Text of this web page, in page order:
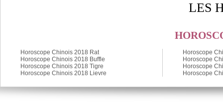
LES
Horoscope Chinois 2018 Rat
Horoscope Chinois 2018 Buffle
Horoscope Chinois 2018 Tigre
Horoscope Chinois 2018 Lievre
Horoscope
Horoscope
Horoscope
Horoscope